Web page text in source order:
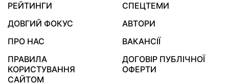
РЕЙТИНГИ
СПЕЦТЕМИ
ДОВГИЙ ФОКУС
АВТОРИ
ПРО НАС
ВАКАНСІЇ
ПРАВИЛА
КОРИСТУВАННЯ
САЙТОМ
ДОГОВІР ПУБЛІЧНОЇ
ОФЕРТИ